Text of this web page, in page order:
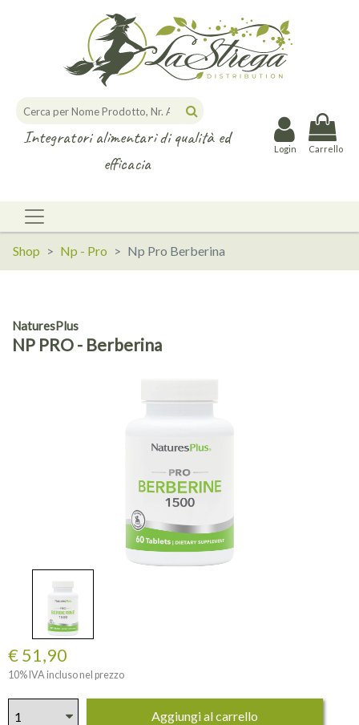
Integratori alimentari di qualità ed
efficacia
Login Carrello
Shop Np - Pro Np Pro Berberina
NaturesPlus
NP PRO - Berberina
€ 51,90
10% IVA incluso nel prezzo
Aggiungi al carrello